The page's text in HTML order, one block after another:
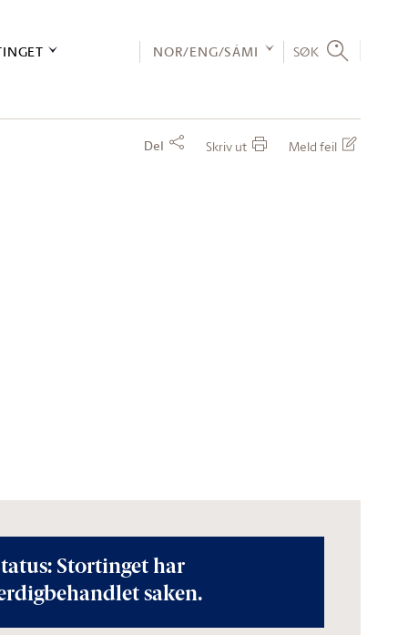
NOR/ENG/SÁMI SØK
Del Skriv ut Meld feil
Stortinget har
saken.